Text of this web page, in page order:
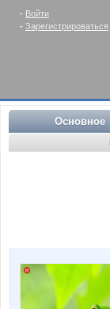
- Войти
- Зарегистрироваться
Основное